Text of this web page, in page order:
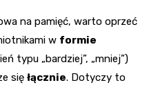
na pamięć, warto oprzeć
w formie
typu „bardziej”, „mniej”)
się łącznie. Dotyczy to